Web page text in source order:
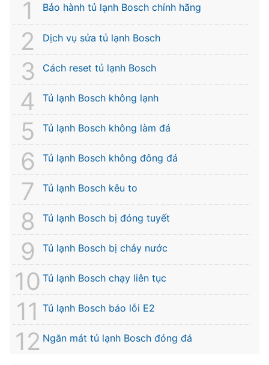
Bảo hành tủ lạnh Bosch chính hãng
Dịch vụ sửa tủ lạnh Bosch
Cách reset tủ lạnh Bosch
Tủ lạnh Bosch không lạnh
Tủ lạnh Bosch không làm đá
Tủ lạnh Bosch không đông đá
Tủ lạnh Bosch kêu to
Tủ lạnh Bosch bị đóng tuyết
Tủ lạnh Bosch bị chảy nước
Tủ lạnh Bosch chạy liên tục
Tủ lạnh Bosch báo lỗi E2
Ngăn mát tủ lạnh Bosch đóng đá